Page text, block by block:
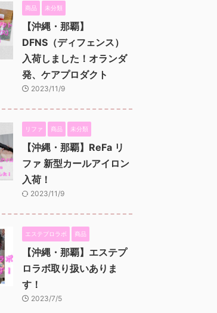
商品 未分類
【沖縄・那覇】
DFNS（ディフェンス）
入荷しました！オランダ
発、ケアプロダクト
2023/11/9
リファ 商品 未分類
【沖縄・那覇】ReFa リ
ファ 新型カールアイロン
入荷！
2023/11/9
エステプロラボ 商品
【沖縄・那覇】エステプ
ロラボ取り扱いありま
す！
2023/7/5